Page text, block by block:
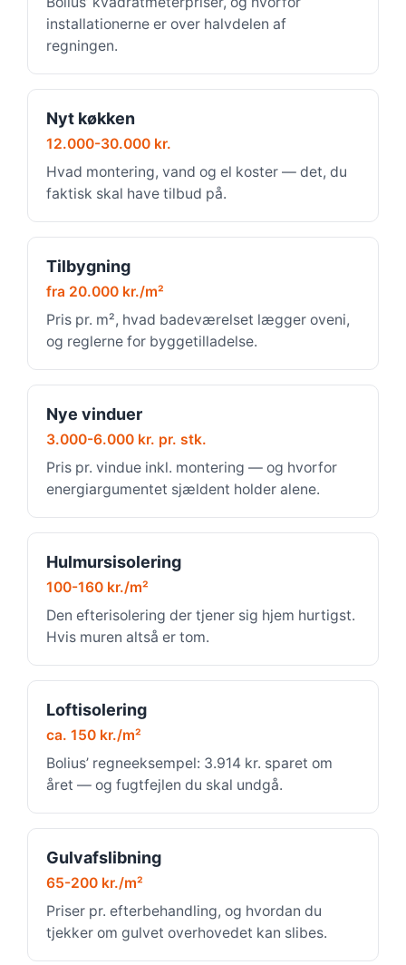
installationerne er over halvdelen af
regningen.
Nyt køkken
12.000-30.000 kr.
Hvad montering, vand og el koster — det, du
faktisk skal have tilbud på.
Tilbygning
fra 20.000 kr./m²
Pris pr. m², hvad badeværelset lægger oveni,
og reglerne for byggetilladelse.
Nye vinduer
3.000-6.000 kr. pr. stk.
Pris pr. vindue inkl. montering — og hvorfor
energiargumentet sjældent holder alene.
Hulmursisolering
100-160 kr./m²
Den efterisolering der tjener sig hjem hurtigst.
Hvis muren altså er tom.
Loftisolering
ca. 150 kr./m²
Bolius’ regneeksempel: 3.914 kr. sparet om
året — og fugtfejlen du skal undgå.
Gulvafslibning
65-200 kr./m²
Priser pr. efterbehandling, og hvordan du
tjekker om gulvet overhovedet kan slibes.